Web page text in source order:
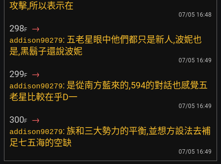
攻擊,所以表示在
07/05 16:48
298F →
addison90279: 五老星眼中他們都只是新人,波妮也
是,黑鬍子還說波妮
07/05 16:49
299F →
addison90279: 是從南方藍來的,594的對話也感覺五
老星比較在乎D一
07/05 16:49
300F →
addison90279: 族和三大勢力的平衡,並想方設法去補
足七五海的空缺
07/05 16:49